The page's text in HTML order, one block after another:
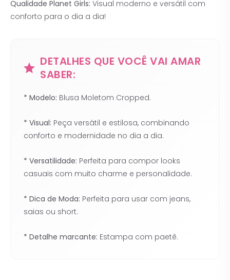
Qualidade Planet Girls: Visual moderno e versátil com
conforto para o dia a dia!
DETALHES QUE VOCÊ VAI AMAR
SABER:
* Modelo: Blusa Moletom Cropped.
* Visual: Peça versátil e estilosa, combinando
conforto e modernidade no dia a dia.
* Versatilidade: Perfeita para compor looks
casuais com muito charme e personalidade.
* Dica de Moda: Perfeita para usar com jeans,
saias ou short.
* Detalhe marcante: Estampa com paetê.